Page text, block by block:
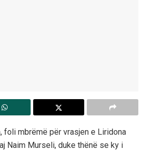
foli mbrëmë për vrasjen e Liridona
Naim Murseli, duke thënë se ky i